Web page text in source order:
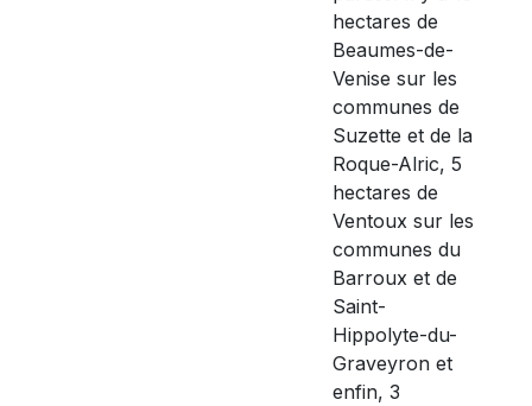
hectares de
Beaumes-de-
Venise sur les
communes de
Suzette et de la
Roque-Alric, 5
hectares de
Ventoux sur les
communes du
Barroux et de
Saint-
Hippolyte-du-
Graveyron et
enfin, 3